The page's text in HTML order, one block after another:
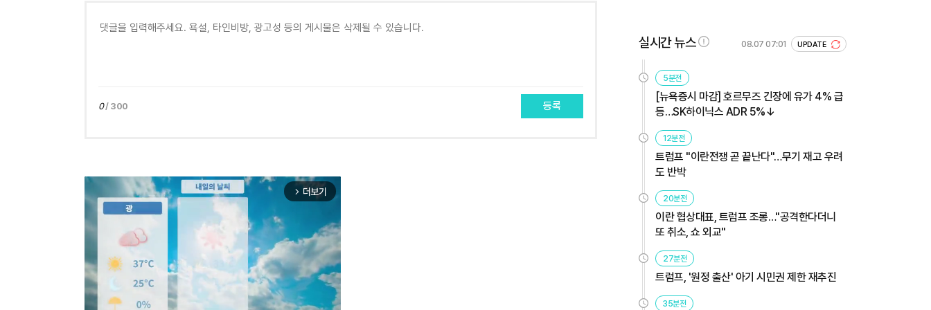
0/ 300 등록
arrow_forward_ios 더보기
실시간 뉴스 08.07 07:01 UPDATE
5분전
[뉴욕증시 마감] 호르무즈 긴장에 유가 4% 급
등…SK하이닉스 ADR 5%↓
12분전
트럼프 "이란전쟁 곧 끝난다"…무기 재고 우려
도 반박
20분전
이란 협상대표, 트럼프 조롱…"공격한다더니
또 취소, 쇼 외교"
27분전
트럼프, '원정 출산' 아기 시민권 제한 재추진
35분전